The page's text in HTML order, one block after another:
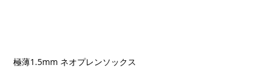
極薄1.5mm ネオプレンソックス